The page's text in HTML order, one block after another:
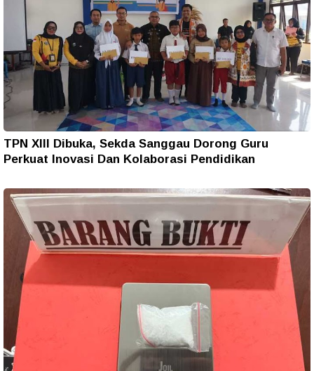
TPN XIII Dibuka, Sekda Sanggau Dorong Guru
Perkuat Inovasi Dan Kolaborasi Pendidikan